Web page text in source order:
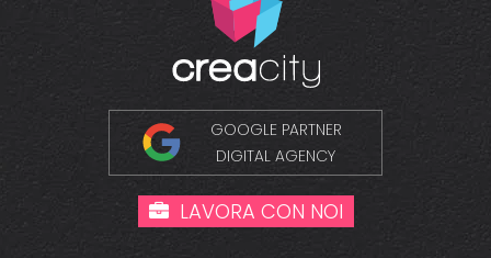
GOOGLE PARTNER
DIGITAL AGENCY
LAVORA CON NOI